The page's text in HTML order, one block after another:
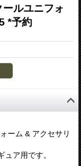
ルユニフォ
*予約
ーム & アクセサリ
ア用です。